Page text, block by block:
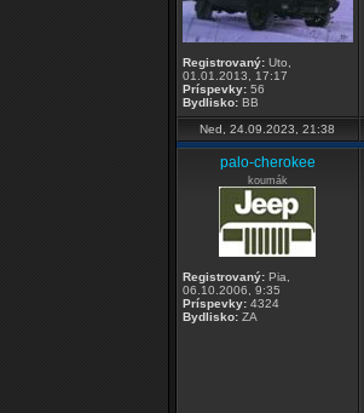
Registrovaný:Uto,
01.01.2013, 17:17
Príspevky:56
Bydlisko:BB
Ned, 24.09.2023, 21:38
palo-cherokee
koumák
Registrovaný:Pia,
06.10.2006, 9:35
Príspevky:4324
Bydlisko:ZA